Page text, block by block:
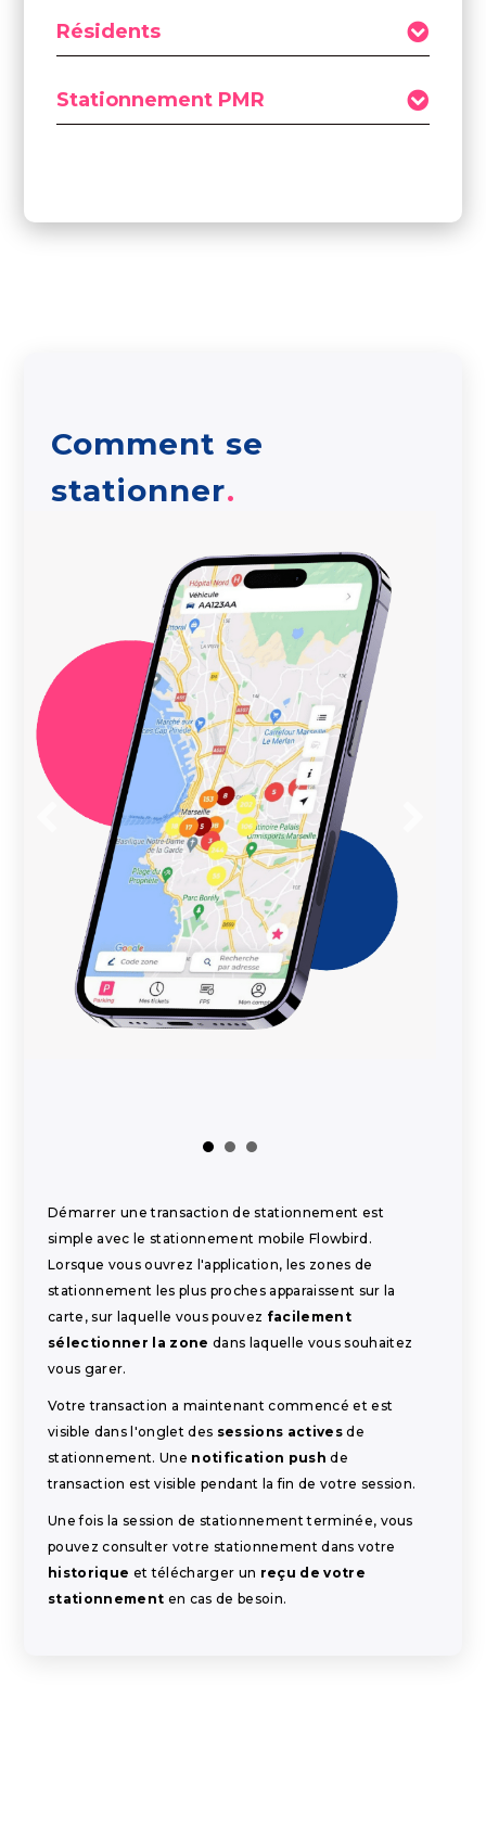
Résidents
Stationnement PMR
Comment se
stationner
Démarrer une transaction de stationnement est
simple avec le stationnement mobile Flowbird.
Lorsque vous ouvrez l'application, les zones de
stationnement les plus proches apparaissent sur la
carte, sur laquelle vous pouvez facilement
sélectionner la zone dans laquelle vous souhaitez
vous garer.
Votre transaction a maintenant commencé et est
visible dans l'onglet des sessions activesde
stationnement. Une notification push de
transaction est visible pendant la fin de votre session.
Une fois la session de stationnement terminée, vous
pouvez consulter votre stationnement dans votre
historique et télécharger un reçu de votre
stationnement en cas de besoin.